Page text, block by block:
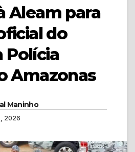
Aleam para
do
Polícia
Amazonas
Maninho
2026